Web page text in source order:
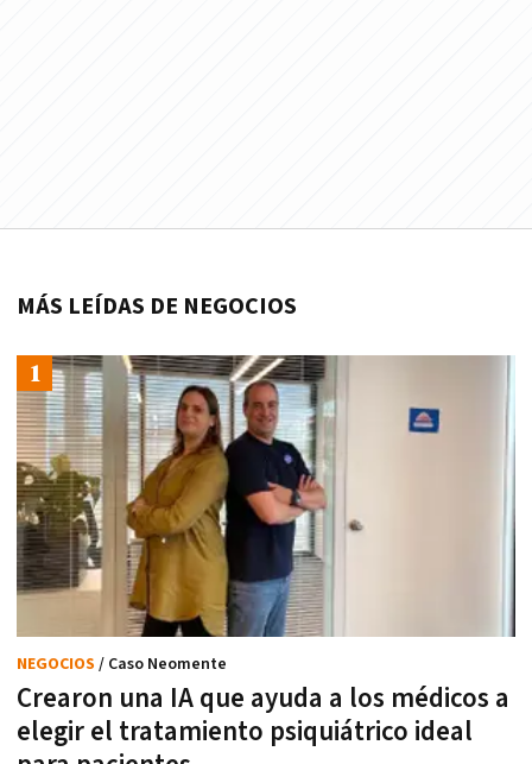
MÁS LEÍDAS DE NEGOCIOS
Crearon una IA que ayuda a los médicos a
elegir el tratamiento psiquiátrico ideal
NEGOCIOS / Caso Neomente